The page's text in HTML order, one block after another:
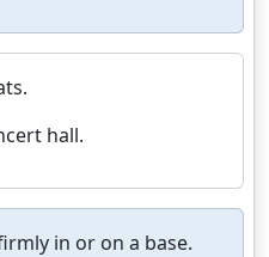
hall.
in or on a base.